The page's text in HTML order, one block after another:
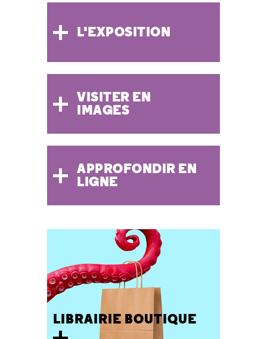
L'EXPOSITION
VISITER EN
IMAGES
APPROFONDIR EN
LIGNE
LIBRAIRIE BOUTIQUE